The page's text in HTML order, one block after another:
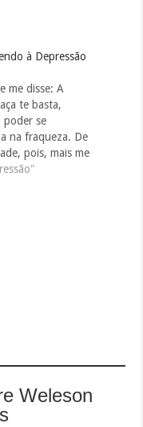
à Depressão
me disse: A
te basta,
poder se
na fraqueza. De
pois, mais me
fraquezas,
Weleson